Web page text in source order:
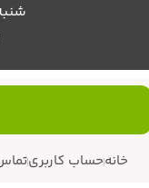
شنبه
خانهحساب کاربری